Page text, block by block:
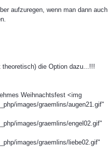
aufzuregen, wenn man dann auch
die Option dazu...!!!
Weihnachtsfest <img
images/graemlins/augen21.gif"
images/graemlins/engel02.gif"
images/graemlins/liebe02.gif"